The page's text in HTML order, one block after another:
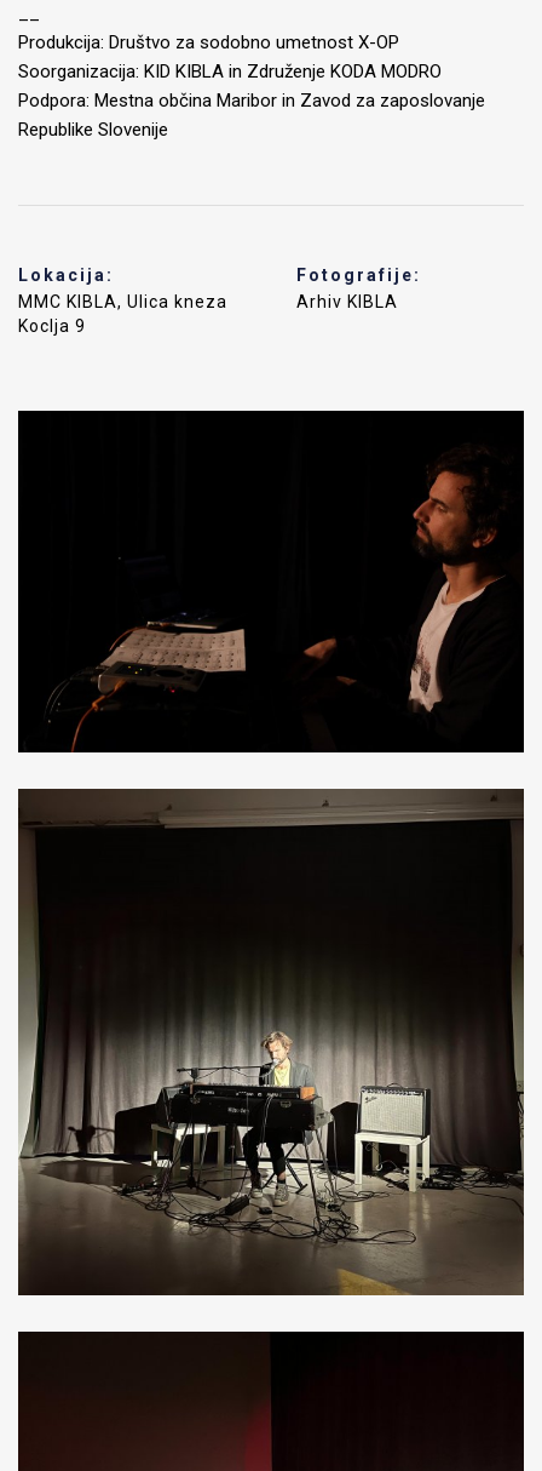
Produkcija: Društvo za sodobno umetnost X-OP
Soorganizacija: KID KIBLA in Združenje KODA MODRO
Podpora: Mestna občina Maribor in Zavod za zaposlovanje
Republike Slovenije
Lokacija:
MMC KIBLA, Ulica kneza
Koclja 9
Fotografije:
Arhiv KIBLA